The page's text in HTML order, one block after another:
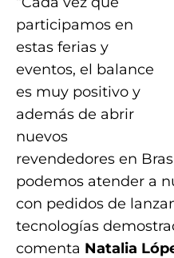
participamos en
estas ferias y
eventos, el balance
es muy positivo y
además de abrir
nuevos
revendedores en
podemos atender a
con pedidos de
tecnologías
comenta Natalia